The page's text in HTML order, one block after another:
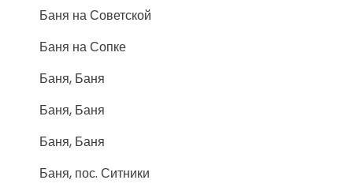
Баня на Советской
Баня на Сопке
Баня, Баня
Баня, Баня
Баня, Баня
Баня, пос. Ситники